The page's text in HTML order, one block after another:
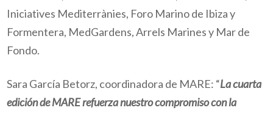
Iniciatives Mediterrànies, Foro Marino de Ibiza y
Formentera, MedGardens, Arrels Marines y Mar de
Fondo.
Sara García Betorz, coordinadora de MARE: “La cuarta
edición de MARE refuerza nuestro compromiso con la